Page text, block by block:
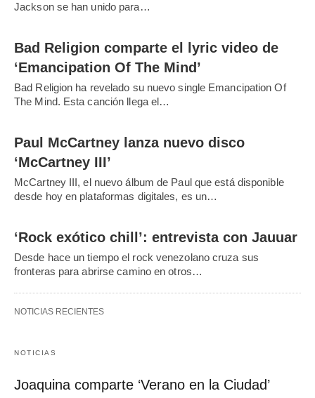
Jackson se han unido para…
Bad Religion comparte el lyric video de
‘Emancipation Of The Mind’
Bad Religion ha revelado su nuevo single Emancipation Of
The Mind. Esta canción llega el…
Paul McCartney lanza nuevo disco
‘McCartney III’
McCartney III, el nuevo álbum de Paul que está disponible
desde hoy en plataformas digitales, es un…
‘Rock exótico chill’: entrevista con Jauuar
Desde hace un tiempo el rock venezolano cruza sus
fronteras para abrirse camino en otros…
NOTICIAS RECIENTES
NOTICIAS
Joaquina comparte ‘Verano en la Ciudad’